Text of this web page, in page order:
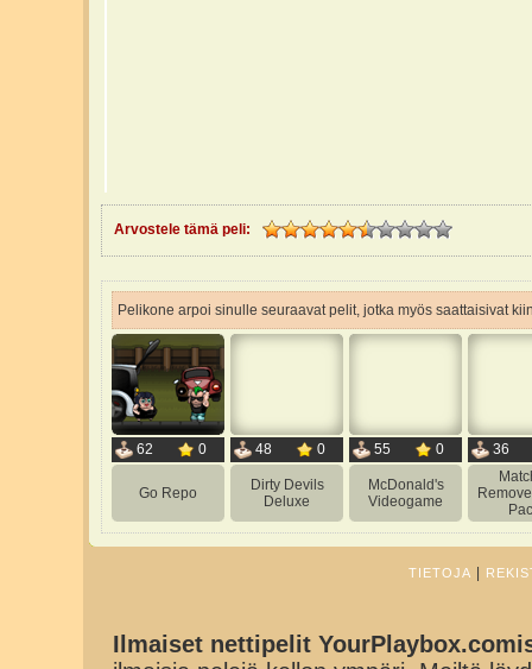
Arvostele tämä peli:
Pelikone arpoi sinulle seuraavat pelit, jotka myös saattaisivat
62 0
Go Repo
48 0
Dirty Devils
Deluxe
55 0
McDonald's
Videogame
36
TIETOJA
Ilmaiset nettipelit